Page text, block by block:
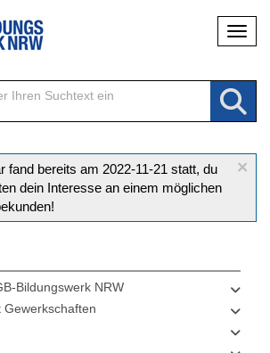
×
fand bereits am 2022-11-21 statt, du
dein Interesse an einem möglichen
Bildungswerk NRW
Gewerkschaften